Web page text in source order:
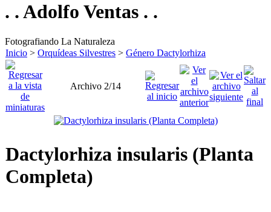
. . Adolfo Ventas . .
Fotografiando La Naturaleza
Inicio > Orquídeas Silvestres > Género Dactylorhiza
Archivo 2/14
Dactylorhiza insularis (Planta
Completa)